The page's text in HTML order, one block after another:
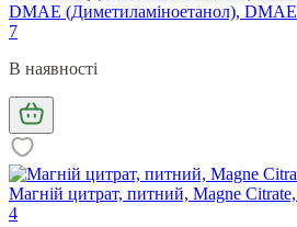
DMAE (Диметиламіноетанол),
7
В наявності
Магній цитрат, питний, Magne
4